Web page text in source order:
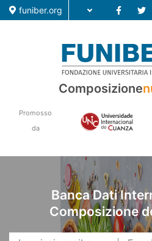
funiber.org
Composizione nutrizionale
Ricerca
Composizione
Promosso
da
Banca Dati
Composizione